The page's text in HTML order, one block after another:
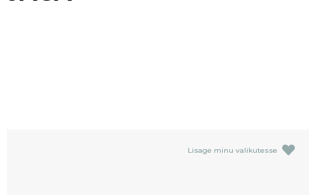
Lisage minu valikutesse